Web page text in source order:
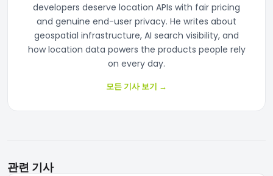
developers deserve location APIs with fair pricing
and genuine end-user privacy. He writes about
geospatial infrastructure, AI search visibility, and
how location data powers the products people rely
on every day.
모든 기사 보기 →
관련 기사